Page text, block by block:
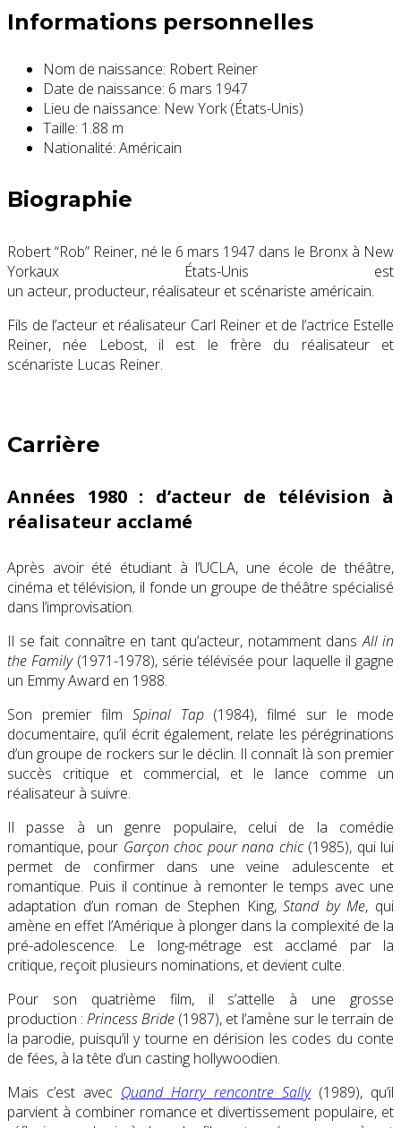
Informations personnelles
Nom de naissance: Robert Reiner
Date de naissance: 6 mars 1947
Lieu de naissance: New York (États-Unis)
Taille: 1.88 m
Nationalité: Américain
Biographie
Robert “Rob” Reiner, né le 6 mars 1947 dans le Bronx à New
Yorkaux États-Unis est
un acteur, producteur, réalisateur et scénariste américain.
Fils de l’acteur et réalisateur Carl Reiner et de l’actrice Estelle
Reiner, née Lebost, il est le frère du réalisateur et
scénariste Lucas Reiner.
Carrière
Années 1980 : d’acteur de télévision à
réalisateur acclamé
Après avoir été étudiant à l’UCLA, une école de théâtre,
cinéma et télévision, il fonde un groupe de théâtre spécialisé
dans l’improvisation.
Il se fait connaître en tant qu’acteur, notamment dansAll in
the Family(1971-1978), série télévisée pour laquelle il gagne
un Emmy Award en 1988.
Son premier film Spinal Tap(1984), filmé sur le mode
documentaire, qu’il écrit également, relate les pérégrinations
d’un groupe de rockers sur le déclin. Il connaît là son premier
succès critique et commercial, et le lance comme un
réalisateur à suivre.
Il passe à un genre populaire, celui de la comédie
romantique, pour Garçon choc pour nana chic(1985), qui lui
permet de confirmer dans une veine adulescente et
romantique. Puis il continue à remonter le temps avec une
adaptation d’un roman de Stephen King,Stand by Me, qui
amène en effet l’Amérique à plonger dans la complexité de la
pré-adolescence. Le long-métrage est acclamé par la
critique, reçoit plusieurs nominations, et devient culte.
Pour son quatrième film, il s’attelle à une grosse
production : Princess Bride (1987), et l’amène sur le terrain de
la parodie, puisqu’il y tourne en dérision les codes du conte
de fées, à la tête d’un casting hollywoodien.
Mais c’est avec Quand Harry rencontre Sally (1989), qu’il
parvient à combiner romance et divertissement populaire, et